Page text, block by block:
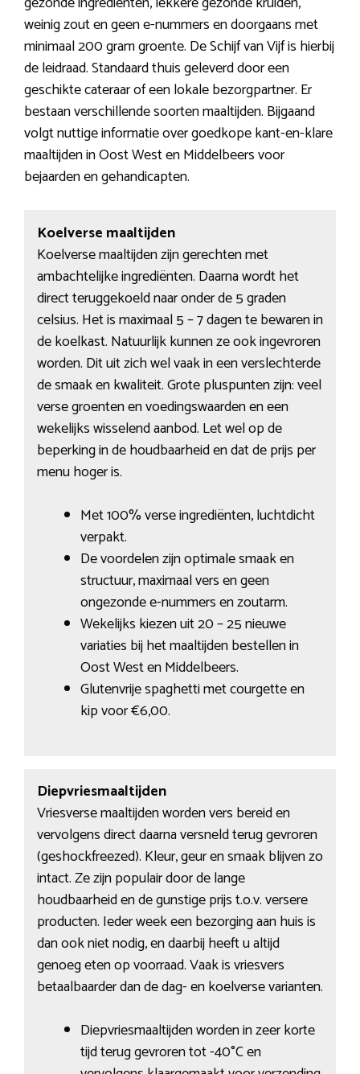
weinig zout en geen e-nummers en doorgaans met
minimaal 200 gram groente. De Schijf van Vijf is hierbij
de leidraad. Standaard thuis geleverd door een
geschikte cateraar of een lokale bezorgpartner. Er
bestaan verschillende soorten maaltijden. Bijgaand
volgt nuttige informatie over goedkope kant-en-klare
maaltijden in Oost West en Middelbeers voor
bejaarden en gehandicapten.
Koelverse maaltijden
Koelverse maaltijden zijn gerechten met
ambachtelijke ingrediënten. Daarna wordt het
direct teruggekoeld naar onder de 5 graden
celsius. Het is maximaal 5 – 7 dagen te bewaren in
de koelkast. Natuurlijk kunnen ze ook ingevroren
worden. Dit uit zich wel vaak in een verslechterde
de smaak en kwaliteit. Grote pluspunten zijn: veel
verse groenten en voedingswaarden en een
wekelijks wisselend aanbod. Let wel op de
beperking in de houdbaarheid en dat de prijs per
menu hoger is.
Met 100% verse ingrediënten, luchtdicht
verpakt.
De voordelen zijn optimale smaak en
structuur, maximaal vers en geen
ongezonde e-nummers en zoutarm.
Wekelijks kiezen uit 20 – 25 nieuwe
variaties bij het maaltijden bestellen in
Oost West en Middelbeers.
Glutenvrije spaghetti met courgette en
kip voor €6,00.
Diepvriesmaaltijden
Vriesverse maaltijden worden vers bereid en
vervolgens direct daarna versneld terug gevroren
(geshockfreezed). Kleur, geur en smaak blijven zo
intact. Ze zijn populair door de lange
houdbaarheid en de gunstige prijs t.o.v. versere
producten. Ieder week een bezorging aan huis is
dan ook niet nodig, en daarbij heeft u altijd
genoeg eten op voorraad. Vaak is vriesvers
betaalbaarder dan de dag- en koelverse varianten.
Diepvriesmaaltijden worden in zeer korte
tijd terug gevroren tot -40°C en